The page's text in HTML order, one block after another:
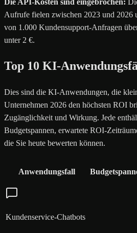
Aufrufe fielen zwischen 2023 und 2026
von 1.000 Kundensupport-Anfragen
unter 2 €.
Top 10 KI-
Dies sind die KI-Anwendungen, die
Unternehmen 2026 den höchsten ROI
Zugänglichkeit und Wirkung. Jede
Budgetspannen, erwartete ROI-
die Sie heute bewerten können.
Anwendungsfall
Kundenservice-Chatbots